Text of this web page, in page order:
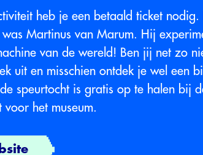
heb je een betaald ticket nodig.
was Martinus van Marum. Hij
van de wereld! Ben jij net zo
uit en misschien ontdek je wel een
speurtocht is gratis op te halen bij
het museum.